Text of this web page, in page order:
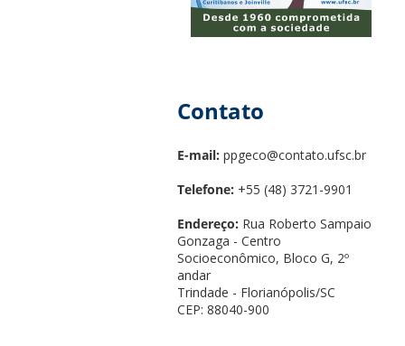
Contato
E-mail: ppgeco@contato.ufsc.br
Telefone: +55 (48) 3721-9901
Endereço: Rua Roberto Sampaio
Gonzaga - Centro
Socioeconômico, Bloco G, 2º
andar
Trindade - Florianópolis/SC
CEP: 88040-900